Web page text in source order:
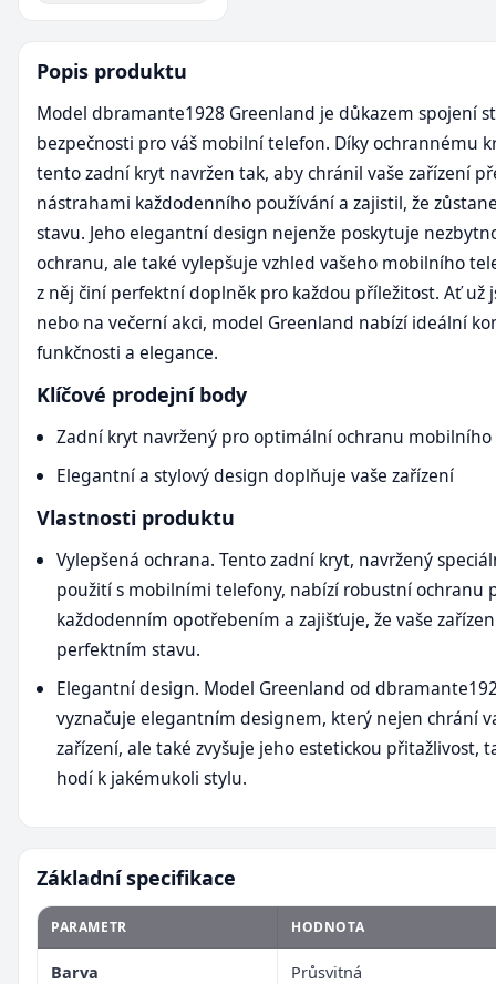
Popis produktu
Model dbramante1928 Greenland je důkazem spojení
bezpečnosti pro váš mobilní telefon. Díky ochrannému
tento zadní kryt navržen tak, aby chránil vaše zařízení
nástrahami každodenního používání a zajistil, že
stavu. Jeho elegantní design nejenže poskytuje
ochranu, ale také vylepšuje vzhled vašeho mobilního
z něj činí perfektní doplněk pro každou příležitost. Ať už
nebo na večerní akci, model Greenland nabízí ideální
funkčnosti a elegance.
Klíčové prodejní body
Zadní kryt navržený pro optimální ochranu
Elegantní a stylový design doplňuje vaše zařízení
Vlastnosti produktu
Vylepšená ochrana. Tento zadní kryt, navržený
použití s mobilními telefony, nabízí robustní ochranu
každodenním opotřebením a zajišťuje, že vaše
perfektním stavu.
Elegantní design. Model Greenland od
vyznačuje elegantním designem, který nejen chrání
zařízení, ale také zvyšuje jeho estetickou přitažlivost,
hodí k jakémukoli stylu.
Základní specifikace
PARAMETR HODNOTA
Barva Průsvitná